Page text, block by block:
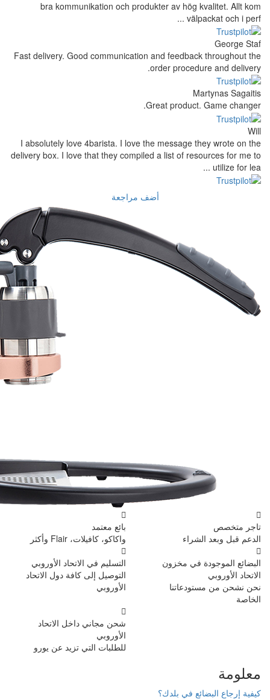
bra kommunikation och
Fast delivery. Good communication
I absolutely love 4barista. I love the
delivery box. I love that they compiled a
بائع معتمد
واكاكو، كافيلات، Flair وأكثر
التسليم في الاتحاد الأوروبي
التوصيل إلى كافة دول الاتحاد
الأوروبي